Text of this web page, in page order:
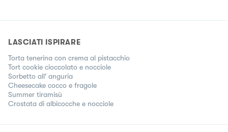
LASCIATI ISPIRARE
Torta tenerina con crema al pistacchio
Tort cookie cioccolato e nocciole
Sorbetto all' anguria
Cheesecake cocco e fragole
Summer tiramisù
Crostata di albicocche e nocciole